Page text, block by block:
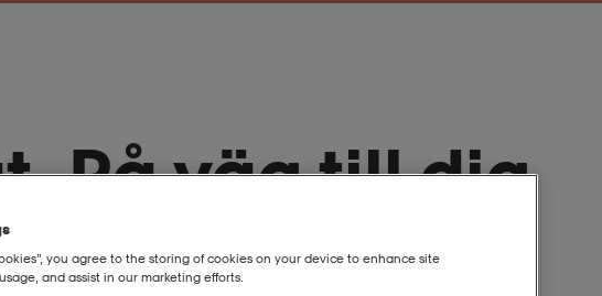
På väg till dig
you agree to the storing of cookies on your device to enhance site
and assist in our marketing efforts.